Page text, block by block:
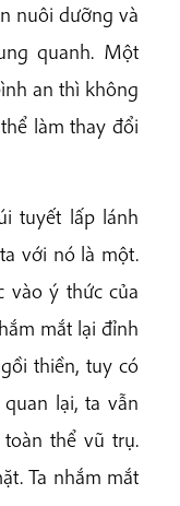
nuôi dưỡng và
quanh. Một
an thì không
làm thay đổi
tuyết lấp lánh
với nó là một.
vào ý thức của
mắt lại đỉnh
thiền, tuy có
lại, ta vẫn
thể vũ trụ.
Ta nhắm mắt